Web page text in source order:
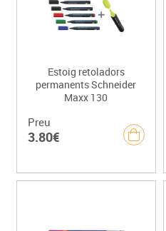
Estoig retoladors
permanents Schneider
Maxx 130
Preu
3.80€